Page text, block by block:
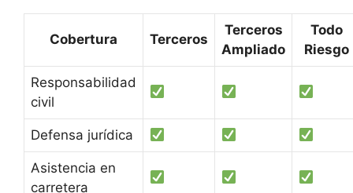
Cobertura Terceros
Terceros
Ampliado
Todo
Riesgo
Responsabilidad
civil
Defensa jurídica
Asistencia en
carretera